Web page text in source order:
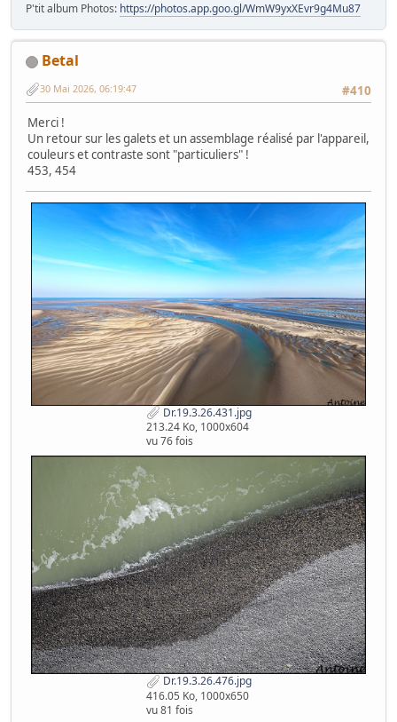
P'tit album Photos: https://photos.app.goo.gl/WmW9yxXEvr9g4Mu87
Betal
#410
30 Mai 2026, 06:19:47
Merci !
Un retour sur les galets et un assemblage réalisé par l'appareil,
couleurs et contraste sont "particuliers" !
453, 454
Dr.19.3.26.431.jpg
213.24 Ko, 1000x604
vu 76 fois
Dr.19.3.26.476.jpg
416.05 Ko, 1000x650
vu 81 fois